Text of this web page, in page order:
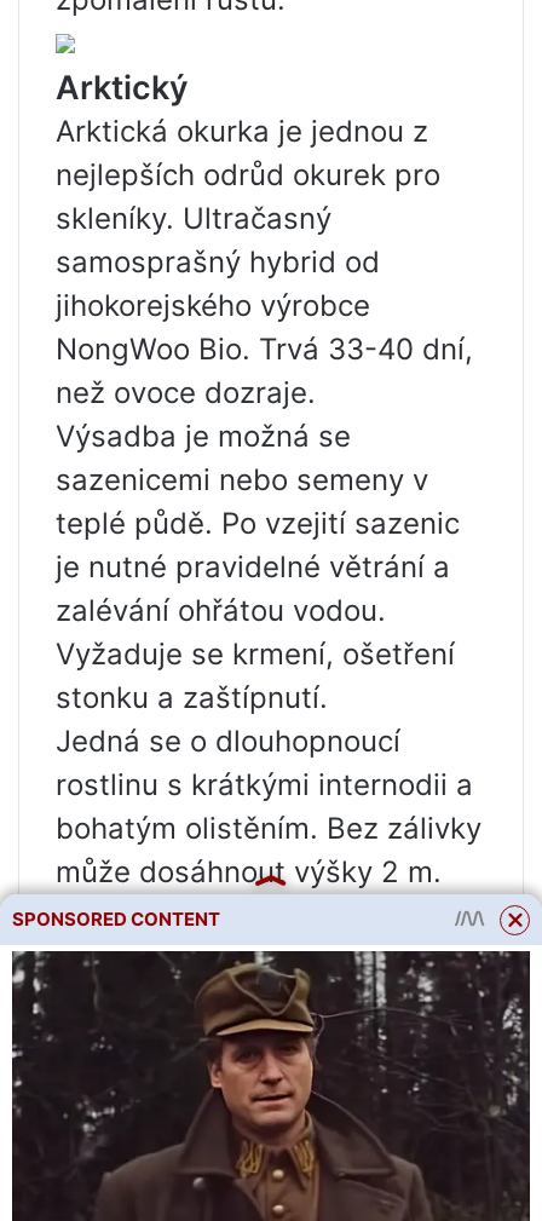
Arktický
Arktická okurka je jednou z
nejlepších odrůd okurek pro
skleníky. Ultračasný
samosprašný hybrid od
jihokorejského výrobce
NongWoo Bio. Trvá 33-40 dní,
než ovoce dozraje.
Výsadba je možná se
sazenicemi nebo semeny v
teplé půdě. Po vzejití sazenic
je nutné pravidelné větrání a
zalévání ohřátou vodou.
Vyžaduje se krmení, ošetření
stonku a zaštípnutí.
Jedná se o dlouhopnoucí
rostlinu s krátkými internodii a
bohatým olistěním. Bez zálivky
může dosáhnout výšky 2 m.
Jsou to jasně zelené husté
hlíznaté plody o hmotnosti
110-120 g a délce 10-11 cm.
raná zralost a vysoký výnos;
odolnost vůči teplotním
výkyvům;
dobrá regenerace rostlin.
SPONSORED CONTENT